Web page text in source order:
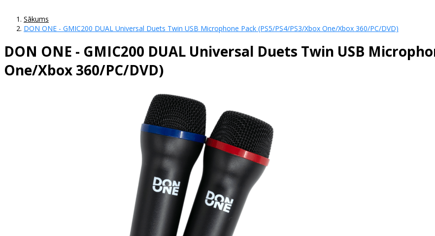
Sākums
DON ONE - GMIC200 DUAL Universal Duets Twin USB Microphone Pack (PS5/PS4/PS3/Xbox One/Xbox 360/PC/DVD)
DON ONE - GMIC200 DUAL Universal Duets Twin USB
One/Xbox 360/PC/DVD)